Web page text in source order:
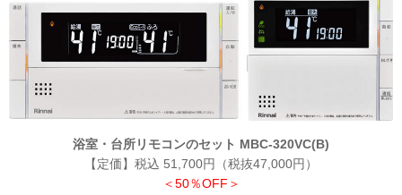
浴室・台所リモコンのセット MBC-320VC(B)
【定価】税込 51,700円（税抜47,000円）
＜50％OFF＞